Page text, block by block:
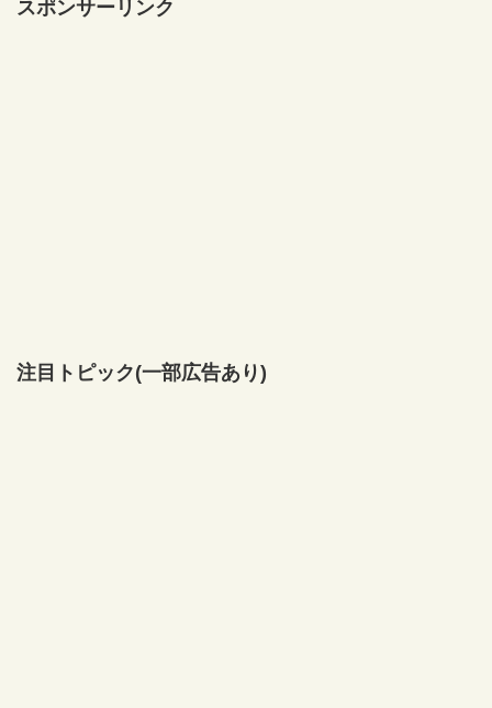
スポンサーリンク
注目トピック(一部広告あり)